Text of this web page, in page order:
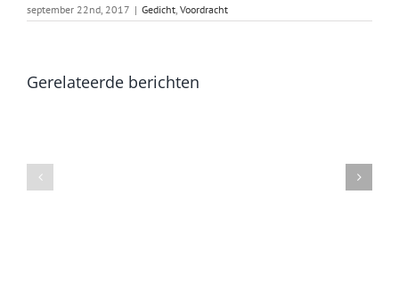
september 22nd, 2017 | Gedicht Voordracht
Gerelateerde berichten